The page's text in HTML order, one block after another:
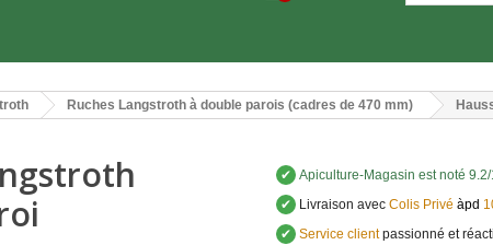
Ruches Langstroth à double parois (cadres de 470 mm)
✔ Apiculture-Magasin est noté 9.2/
✔ Livraison avecColis Privé àpd
✔ Service clientpassionné et